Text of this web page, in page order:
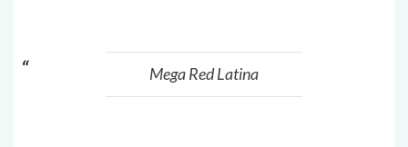
Mega Red Latina